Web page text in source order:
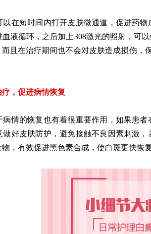
短时间内打开皮肤微通道，促进药物
液循环，之后加上308激光的照射，可
且在治疗期间也不会对皮肤造成损伤，
，促进病情恢复
的恢复也有着很重要作用，如果患者
好皮肤防护，避免接触不良因素刺激
，有效促进黑色素合成，使白斑更快恢复